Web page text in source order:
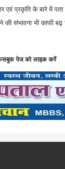
प्रकृति के बारे में पता
संभावना भी काफी बढ़
पेज को लाइक करें